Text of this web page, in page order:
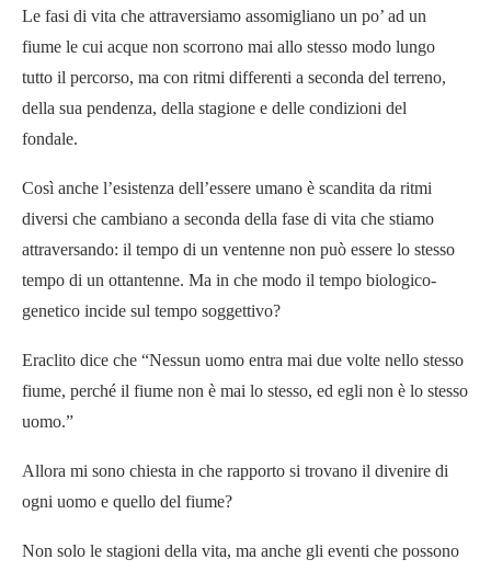
Le fasi di vita che attraversiamo assomigliano un po’ ad un
fiume le cui acque non scorrono mai allo stesso modo lungo
tutto il percorso, ma con ritmi differenti a seconda del terreno,
della sua pendenza, della stagione e delle condizioni del
fondale.
Così anche l’esistenza dell’essere umano è scandita da ritmi
diversi che cambiano a seconda della fase di vita che stiamo
attraversando: il tempo di un ventenne non può essere lo stesso
tempo di un ottantenne. Ma in che modo il tempo biologico-
genetico incide sul tempo soggettivo?
Eraclito dice che “Nessun uomo entra mai due volte nello stesso
fiume, perché il fiume non è mai lo stesso, ed egli non è lo stesso
uomo.”
Allora mi sono chiesta in che rapporto si trovano il divenire di
ogni uomo e quello del fiume?
Non solo le stagioni della vita, ma anche gli eventi che possono